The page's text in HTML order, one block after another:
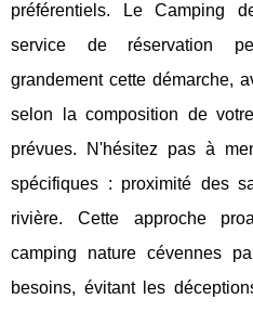
préférentiels. Le Camping
service de réservation
grandement cette démarche,
selon la composition de
prévues. N'hésitez pas à
spécifiques : proximité des
rivière. Cette approche
camping nature cévennes
besoins, évitant les